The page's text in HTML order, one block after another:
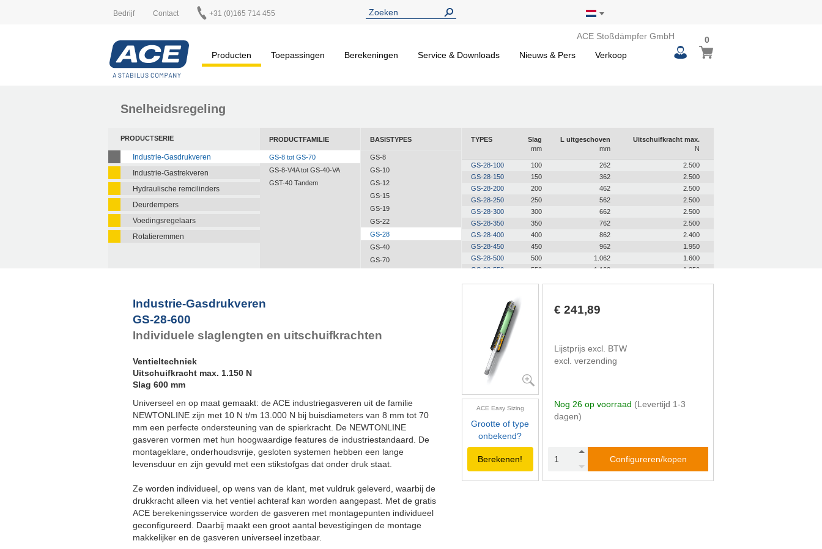
Bedrijf Contact +31 (0)165 714 455
ACE Stoßdämpfer GmbH
Producten
Toepassingen Berekeningen Service & Downloads Nieuws & Pers Verkoop
Winkelwagen
00
items
Snelheidsregeling
PRODUCTSERIE
Industrie-Gasdrukveren
Industrie-Gastrekveren
Hydraulische remcilinders
Deurdempers
Voedingsregelaars
Rotatieremmen
PRODUCTFAMILIE
GS-8 tot GS-70
GS-8-V4A tot GS-40-VA
GST-40 Tandem
BASISTYPES
GS-8
GS-10
GS-12
GS-15
GS-19
GS-22
GS-28
GS-40
GS-70
TYPES
Slag
mm
L uitgeschoven
mm
Uitschuifkracht max.
N
GS-28-100 100 262
2.500
GS-28-150
150 362
2.500
GS-28-200
200 462
2.500
GS-28-250
250 562
2.500
GS-28-300
300 662
2.500
GS-28-350
350 762
2.500
GS-28-400
400 862
2.400
GS-28-450
450 962
1.950
GS-28-500
500 1.062
1.600
GS-28-550
550 1.162
1.350
1.462
GS-28-750
1.562
Industrie-Gasdrukveren
GS-28-600
Individuele slaglengten en uitschuifkrachten
Ventieltechniek
Uitschuifkracht max. 1.150 N
Slag 600 mm
Universeel en op maat gemaakt: de ACE industriegasveren uit de familie
NEWTONLINE zijn met 10 N t/m 13.000 N bij buisdiameters van 8 mm tot 70
mm een perfecte ondersteuning van de spierkracht. De NEWTONLINE
gasveren vormen met hun hoogwaardige features de industriestandaard. De
montageklare, onderhoudsvrije, gesloten systemen hebben een lange
levensduur en zijn gevuld met een stikstofgas dat onder druk staat.
Ze worden individueel, op wens van de klant, met vuldruk geleverd, waarbij de
drukkracht alleen via het ventiel achteraf kan worden aangepast. Met de gratis
ACE berekeningsservice worden de gasveren met montagepunten individueel
geconfigureerd. Daarbij maakt een groot aantal bevestigingen de montage
makkelijker en de gasveren universeel inzetbaar.
ACE Easy Sizing
Grootte of type
onbekend?
Berekenen!
€ 241,89
Lijstprijs excl. BTW
excl. verzending
Nog 26 op voorraad (Levertijd 1-3
dagen)
Configureren/kopen